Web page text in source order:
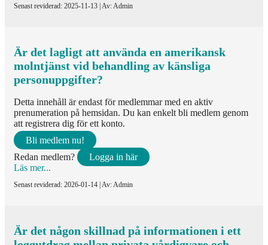
Skyldigheter
Social omsorg
Straffrätt
Tandvård
Tillsyn
Senast reviderad: 2025-11-13 | Av: Admin
Är det lagligt att använda en amerikansk
molntjänst vid behandling av känsliga
personuppgifter?
Detta innehåll är endast för medlemmar med en aktiv
prenumeration på hemsidan. Du kan enkelt bli medlem genom
att registrera dig för ett konto.
Bli medlem nu!
Redan medlem?
Logga in här
Läs mer...
Senast reviderad: 2026-01-14 | Av: Admin
Är det någon skillnad på informationen i ett